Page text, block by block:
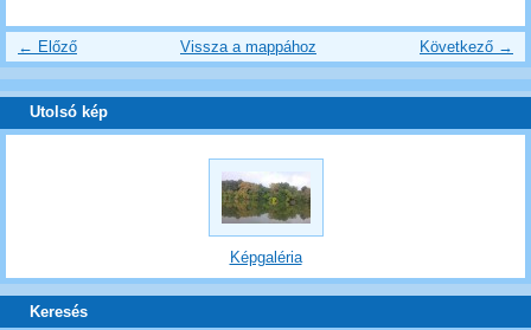
← Előző Következő →
Vissza a mappához
Utolsó kép
Képgaléria
Keresés